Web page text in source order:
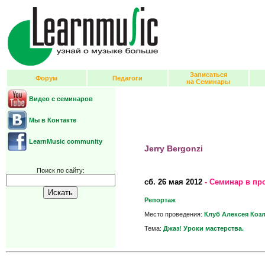
Форум Педагоги
Записаться
на Семинары
Видео с семинаров
Мы в Контакте
LearnMusic community
Поиск по сайту:
Jerry Bergonzi
сб. 26 мая 2012 - Семинар в
Репортаж
Место проведения:Клуб Алексея
Тема:Джаз! Уроки мастерства.